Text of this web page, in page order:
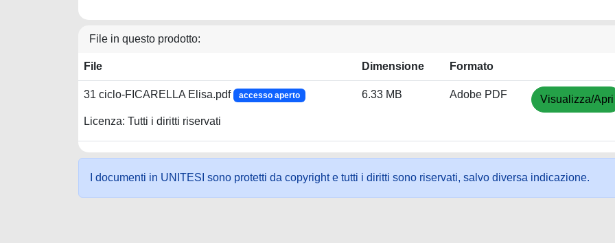
File in questo prodotto:
File Dimensione Formato
31 ciclo-FICARELLA Elisa.pdf accesso aperto
Licenza: Tutti i diritti riservati
6.33 MB Adobe PDF Visualizza/Apri
I documenti in UNITESI sono protetti da copyright e tutti i diritti sono riservati, salvo diversa indicazione.